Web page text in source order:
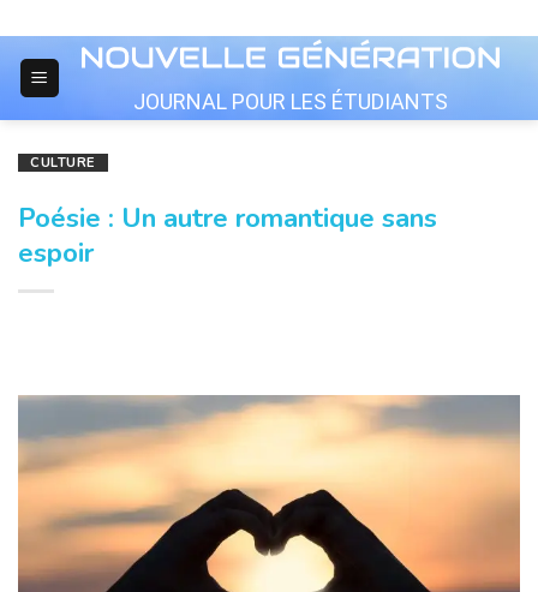
to
content
JOURNAL POUR LES ÉTUDIANTS
CULTURE
Poésie : Un autre romantique sans
espoir